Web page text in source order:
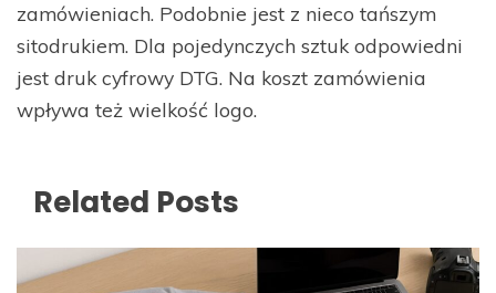
zamówieniach. Podobnie jest z nieco tańszym
sitodrukiem. Dla pojedynczych sztuk odpowiedni
jest druk cyfrowy DTG. Na koszt zamówienia
wpływa też wielkość logo.
Related Posts